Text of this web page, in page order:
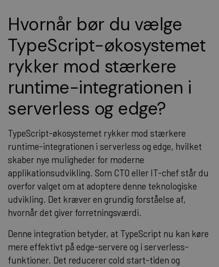
Hvornår bør du vælge
TypeScript-økosystemet
rykker mod stærkere
runtime-integrationen i
serverless og edge?
TypeScript-økosystemet rykker mod stærkere
runtime-integrationen i serverless og edge, hvilket
skaber nye muligheder for moderne
applikationsudvikling. Som CTO eller IT-chef står du
overfor valget om at adoptere denne teknologiske
udvikling. Det kræver en grundig forståelse af,
hvornår det giver forretningsværdi.
Denne integration betyder, at TypeScript nu kan køre
mere effektivt på edge-servere og i serverless-
funktioner. Det reducerer cold start-tiden og